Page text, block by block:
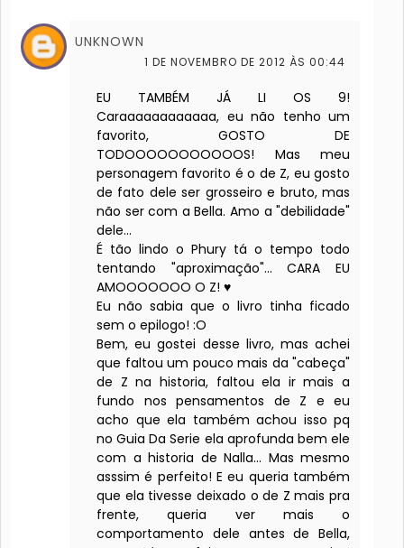
UNKNOWN
1 DE NOVEMBRO DE 2012 ÀS 00:44
EU TAMBÉM JÁ LI OS 9!
Caraaaaaaaaaaaa, eu não tenho um
favorito, GOSTO DE
TODOOOOOOOOOOOS! Mas meu
personagem favorito é o de Z, eu gosto
de fato dele ser grosseiro e bruto, mas
não ser com a Bella. Amo a "debilidade"
dele...
É tão lindo o Phury tá o tempo todo
tentando "aproximação"... CARA EU
AMOOOOOOO O Z! ♥
Eu não sabia que o livro tinha ficado
sem o epilogo! :O
Bem, eu gostei desse livro, mas achei
que faltou um pouco mais da "cabeça"
de Z na historia, faltou ela ir mais a
fundo nos pensamentos de Z e eu
acho que ela também achou isso pq
no Guia Da Serie ela aprofunda bem ele
com a historia de Nalla... Mas mesmo
asssim é perfeito! E eu queria também
que ela tivesse deixado o de Z mais pra
frente, queria ver mais o
comportamento dele antes de Bella,